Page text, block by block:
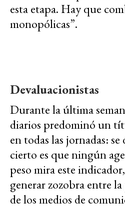
esta etapa. Hay que
monopólicas”.
Devaluacionistas
Durante la última
diarios predominó un
en todas las jornadas:
cierto es que ningún
peso mira este
generar zozobra entre
de los medios de